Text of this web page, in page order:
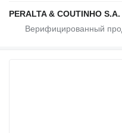
PERALTA & COUTINHO S.A.